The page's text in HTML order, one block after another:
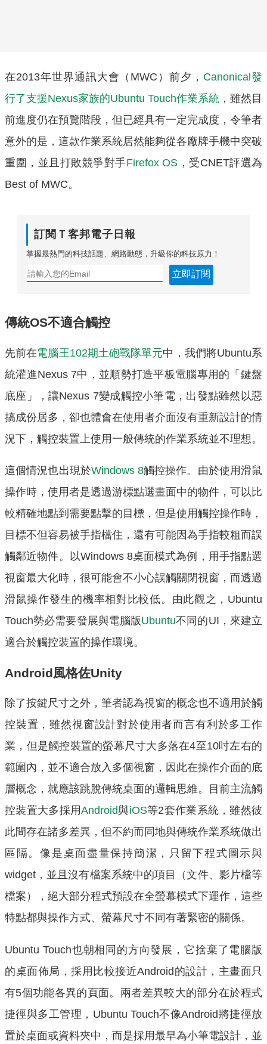
在2013年世界通訊大會（MWC）前夕， Canonical發
行了支援Nexus家族的Ubuntu Touch作業系統 ，雖然目
前進度仍在預覽階段，但已經具有一定完成度，令筆者
意外的是，這款作業系統居然能夠從各廠牌手機中突破
重圍，並且打敗競爭對手Firefox OS ，受CNET評選為
Best of MWC。
訂閱Ｔ客邦電子日報
掌握最熱門的科技話題、網路動態，升級你的科技原力！
立即訂閱
傳統OS不適合觸控
先前在電腦王102期土砲戰隊單元中，我們將Ubuntu系
統灌進Nexus 7中，並順勢打造平板電腦專用的「鍵盤
底座」，讓Nexus 7變成觸控小筆電，出發點雖然以惡
搞成份居多，卻也體會在使用者介面沒有重新設計的情
況下，觸控裝置上使用一般傳統的作業系統並不理想。
這個情況也出現於Windows 8觸控操作。由於使用滑鼠
操作時，使用者是透過游標點選畫面中的物件，可以比
較精確地點到需要點擊的目標，但是使用觸控操作時，
目標不但容易被手指檔住，還有可能因為手指較粗而誤
觸鄰近物件。以Windows 8桌面模式為例，用手指點選
視窗最大化時，很可能會不小心誤觸關閉視窗，而透過
滑鼠操作發生的機率相對比較低。由此觀之，Ubuntu
Touch勢必需要發展與電腦版Ubuntu不同的UI，來建立
適合於觸控裝置的操作環境。
Android風格佐Unity
除了按鍵尺寸之外，筆者認為視窗的概念也不適用於觸
控裝置，雖然視窗設計對於使用者而言有利於多工作
業，但是觸控裝置的螢幕尺寸大多落在4至10吋左右的
範圍內，並不適合放入多個視窗，因此在操作介面的底
層概念，就應該跳脫傳統桌面的邏輯思維。目前主流觸
控裝置大多採用Android與iOS等2套作業系統，雖然彼
此間存在諸多差異，但不約而同地與傳統作業系統做出
區隔。像是桌面盡量保持簡潔，只留下程式圖示與
widget，並且沒有檔案系統中的項目（文件、影片檔等
檔案），絕大部分程式預設在全螢幕模式下運作，這些
特點都與操作方式、螢幕尺寸不同有著緊密的關係。
Ubuntu Touch也朝相同的方向發展，它捨棄了電腦版
的桌面佈局，採用比較接近Android的設計，主畫面只
有5個功能各異的頁面。兩者差異較大的部分在於程式
捷徑與多工管理，Ubuntu Touch不像Android將捷徑放
置於桌面或資料夾中，而是採用最早為小筆電設計，並